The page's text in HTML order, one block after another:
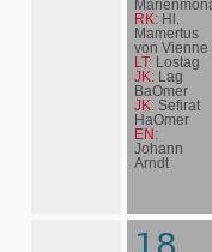
RK: Hl.
Mamertus
von Vienne
LT: Lostag
JK: Lag
BaOmer
JK: Sefirat
HaOmer
EN:
Johann
Arndt